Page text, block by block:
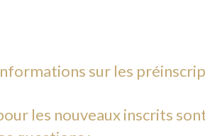
sur les
les nouveaux inscrits